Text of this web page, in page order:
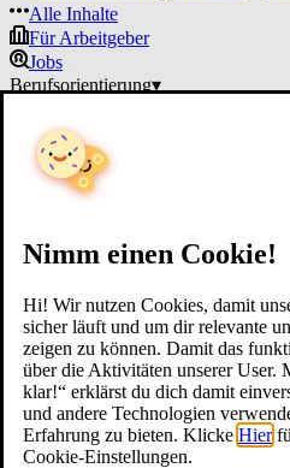
Nimm einen Cookie!
Hi! Wir nutzen Cookies, damit
sicher läuft und um dir relevante
zeigen zu können. Damit das
über die Aktivitäten unserer
klar!“ erklärst du dich damit
und andere Technologien
Erfahrung zu bieten. Klicke Hier
Cookie-Einstellungen.
Alle Inhalte
Für Arbeitgeber
Jobs
Berufsorientierung▾